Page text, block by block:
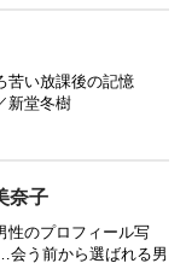
苦い放課後の記憶
新堂冬樹
奈子
性のプロフィール写
会う前から選ばれる男